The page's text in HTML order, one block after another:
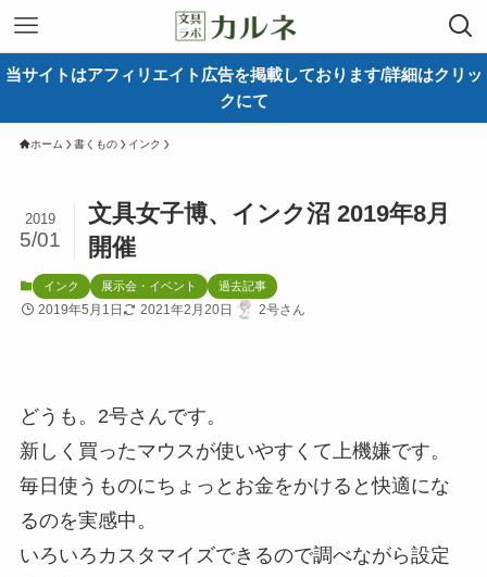
当サイトはアフィリエイト広告を掲載しております/詳細はクリッ
クにて
ホーム 書くもの インク
文具女子博、インク沼 2019年8月
開催
2019
5/01
インク 展示会・イベント 過去記事
2019年5月1日 2021年2月20日 2号さん
どうも。2号さんです。
新しく買ったマウスが使いやすくて上機嫌です。
毎日使うものにちょっとお金をかけると快適にな
るのを実感中。
いろいろカスタマイズできるので調べながら設定